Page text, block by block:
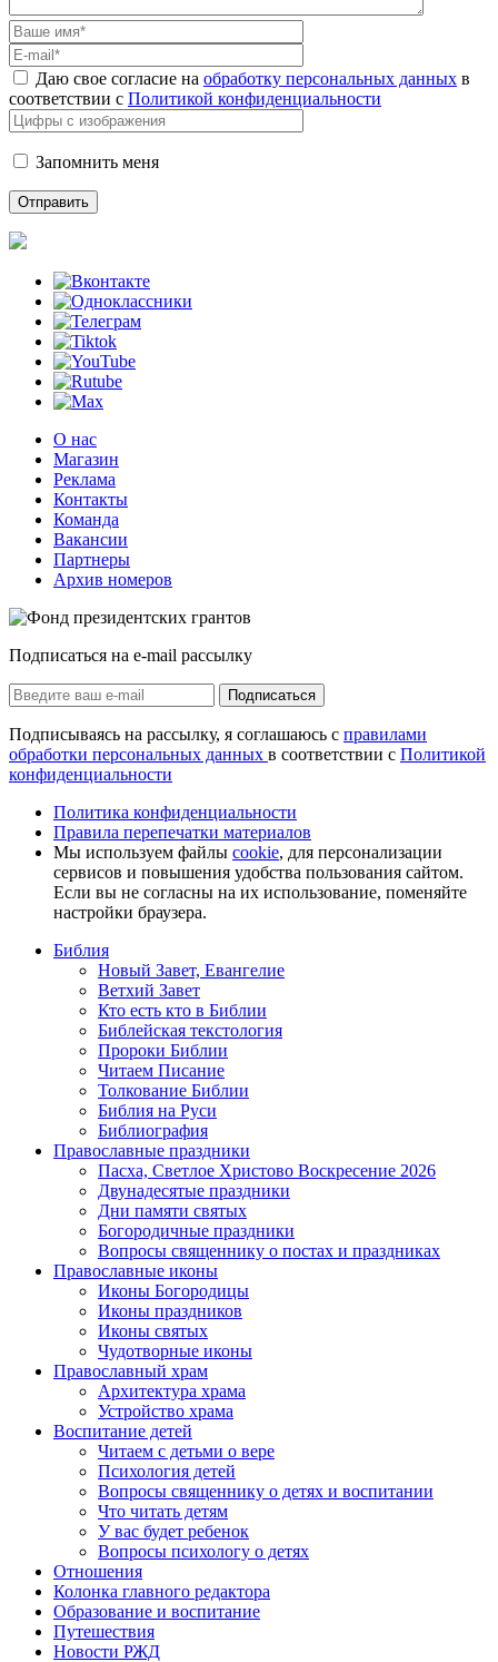
Даю свое согласие на обработку персональных данных в
соответствии с Политикой конфиденциальности
Запомнить меня
О нас
Магазин
Реклама
Контакты
Команда
Вакансии
Партнеры
Архив номеров
Подписаться на e-mail рассылку
Подписаться
Подписываясь на рассылку, я соглашаюсь с правилами
обработки персональных данных в соответствии с Политикой
конфиденциальности
Политика конфиденциальности
Правила перепечатки материалов
Мы используем файлы cookie, для персонализации
сервисов и повышения удобства пользования сайтом.
Если вы не согласны на их использование, поменяйте
настройки браузера.
Библия
Новый Завет, Евангелие
Ветхий Завет
Кто есть кто в Библии
Библейская текстология
Пророки Библии
Читаем Писание
Толкование Библии
Библия на Руси
Библиография
Православные праздники
Пасха, Светлое Христово Воскресение 2026
Двунадесятые праздники
Дни памяти святых
Богородичные праздники
Вопросы священнику о постах и праздниках
Православные иконы
Иконы Богородицы
Иконы праздников
Иконы святых
Чудотворные иконы
Православный храм
Архитектура храма
Устройство храма
Воспитание детей
Читаем с детьми о вере
Психология детей
Вопросы священнику о детях и воспитании
Что читать детям
У вас будет ребенок
Вопросы психологу о детях
Отношения
Колонка главного редактора
Образование и воспитание
Путешествия
Новости РЖД